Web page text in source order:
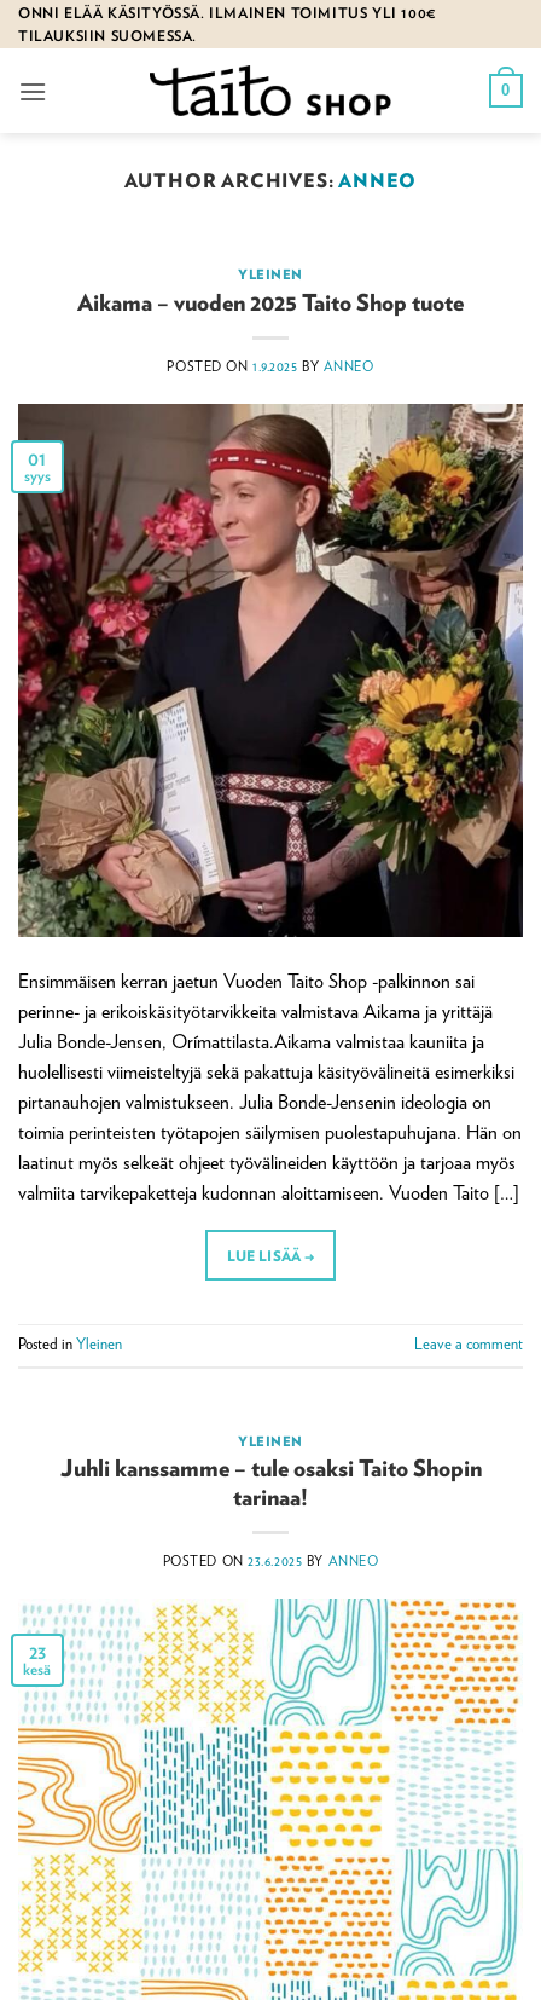
Skip
to
ONNI ELÄÄ KÄSITYÖSSÄ. ILMAINEN TOIMITUS YLI 100€
TILAUKSIIN SUOMESSA.
0
AUTHOR ARCHIVES:ANNEO
YLEINEN
Aikama – vuoden 2025 Taito Shop tuote
POSTED ON1.9.2025 BY ANNEO
01
syys
Ensimmäisen kerran jaetun Vuoden Taito Shop -palkinnon sai
perinne- ja erikoiskäsityötarvikkeita valmistava Aikama ja yrittäjä
Julia Bonde-Jensen, Orímattilasta.Aikama valmistaa kauniita ja
huolellisesti viimeisteltyjä sekä pakattuja käsityövälineitä esimerkiksi
pirtanauhojen valmistukseen. Julia Bonde-Jensenin ideologia on
toimia perinteisten työtapojen säilymisen puolestapuhujana. Hän on
laatinut myös selkeät ohjeet työvälineiden käyttöön ja tarjoaa myös
valmiita tarvikepaketteja kudonnan aloittamiseen. Vuoden Taito […]
LUE LISÄÄ→
Posted in Yleinen Leave a comment
YLEINEN
Juhli kanssamme – tule osaksi Taito Shopin
tarinaa!
POSTED ON23.6.2025 BY ANNEO
23
kesä